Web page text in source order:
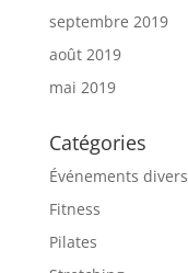
septembre 2019
août 2019
mai 2019
Catégories
Événements divers
Fitness
Pilates